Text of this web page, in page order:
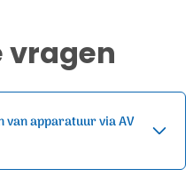
vragen
van apparatuur via AV